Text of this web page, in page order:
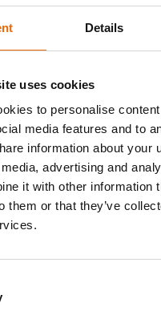
Details
uses cookies
to personalise
media features and to
information about your
advertising and
it with other information
them or that they’ve
&
Met wie moet ik
contact
opnemen als ik
problemen
tegenkom?
Is het mogelijk
om een order
annuleren?
Wat zijn je